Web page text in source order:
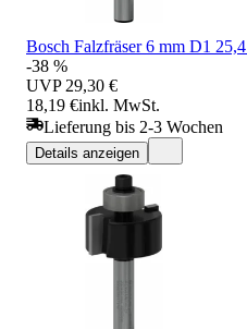
Bosch Falzfräser 6 mm D1
-38 %
UVP 29,30 €
18,19 €inkl. MwSt.
Lieferung bis 2-3 Wochen
Details anzeigen